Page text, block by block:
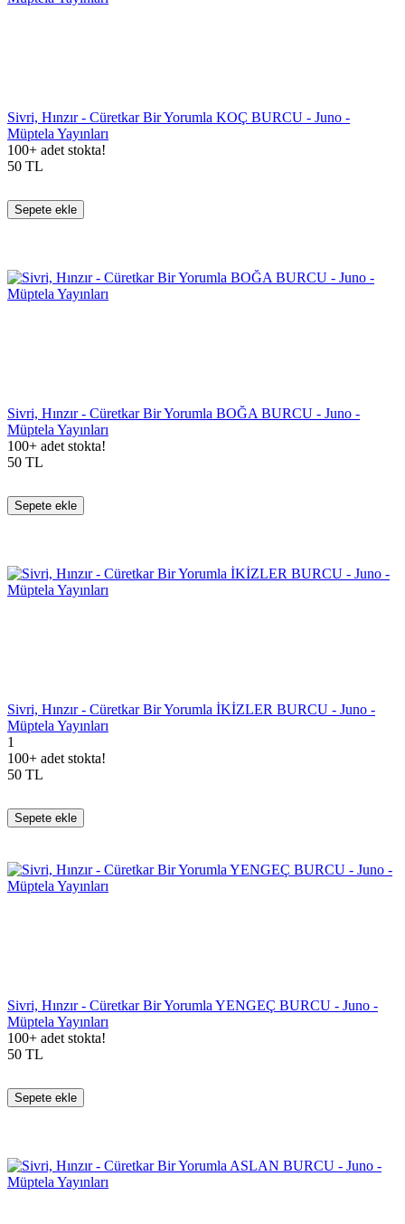
Sivri, Hınzır - Cüretkar Bir Yorumla KOÇ BURCU - Juno -
Müptela Yayınları
100+ adet stokta!
50 TL
Sepete ekle
Sivri, Hınzır - Cüretkar Bir Yorumla BOĞA BURCU - Juno -
Müptela Yayınları
100+ adet stokta!
50 TL
Sepete ekle
Sivri, Hınzır - Cüretkar Bir Yorumla İKİZLER BURCU - Juno -
Müptela Yayınları
1
100+ adet stokta!
50 TL
Sepete ekle
Sivri, Hınzır - Cüretkar Bir Yorumla YENGEÇ BURCU - Juno -
Müptela Yayınları
100+ adet stokta!
50 TL
Sepete ekle